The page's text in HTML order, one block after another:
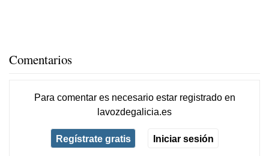
Comentarios
Para comentar es necesario estar registradoen
lavozdegalicia.es
Regístrate gratis Iniciar sesión